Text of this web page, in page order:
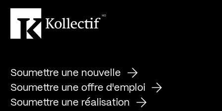
Soumettre une nouvelle
Soumettre une offre d'emploi
Soumettre une réalisation